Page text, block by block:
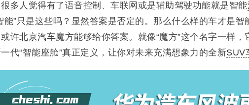
多人觉得有了语音控制、车联网或是辅助驾驶功能就是智能
能”只是这些吗？显然答案是否定的。那么什么样的车才是智
许北京汽车魔方能够给你答案。就像“魔方”这个名字一样，
代“智能座舱”真正定义，让你对未来充满想象力的全新SUV